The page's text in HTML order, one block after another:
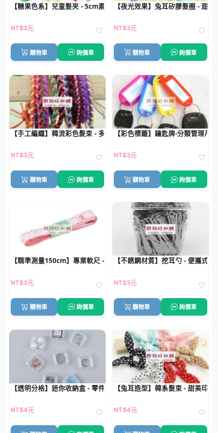
【糖果色系】兒童髮夾 - 5cm素色BB夾
NT$3元
購物車 詢價車
【夜光效果】兔耳矽膠髮圈 - 甜
NT$3元
購物車 詢價車
【手工編織】韓流彩色髮束 - 多功能髮圈手鍊
NT$3元
購物車 詢價車
【彩色標籤】鑰匙牌-分類管理吊牌
NT$3元
購物車 詢價車
【精準測量150cm】專業軟尺 - 裁縫量衣必備工具
NT$3元
購物車 詢價車
【不銹鋼材質】挖耳勺 - 便攜式潔
NT$3元
購物車 詢價車
【透明分格】迷你收納盒 - 零件藥品飾品
NT$4元
【兔耳造型】韓系髮束 - 甜美印花
NT$4元